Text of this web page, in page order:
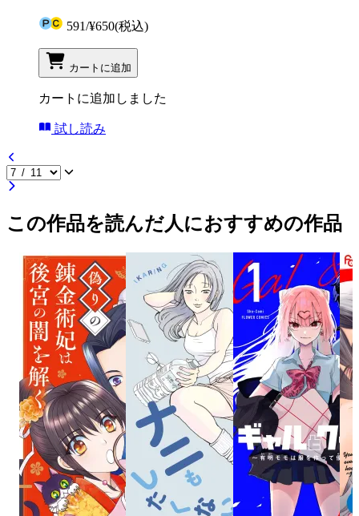
591/¥650(税込)
カートに追加
カートに追加しました
試し読み
この作品を読んだ人におすすめの作品